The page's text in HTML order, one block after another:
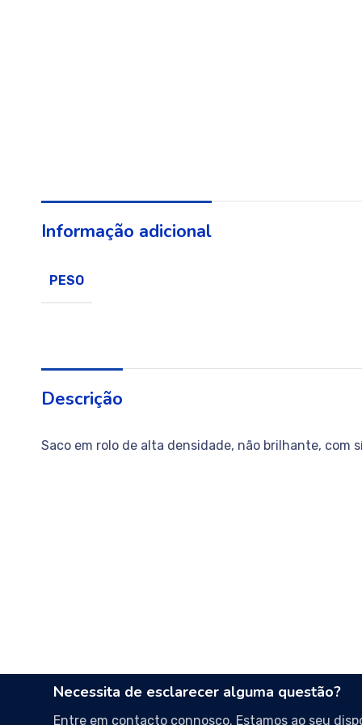
Informação adicional
PESO
Descrição
Saco em rolo de alta densidade, não brilhante, com
Necessita de esclarecer alguma questão?
Entre em contacto connosco. Estamos ao seu